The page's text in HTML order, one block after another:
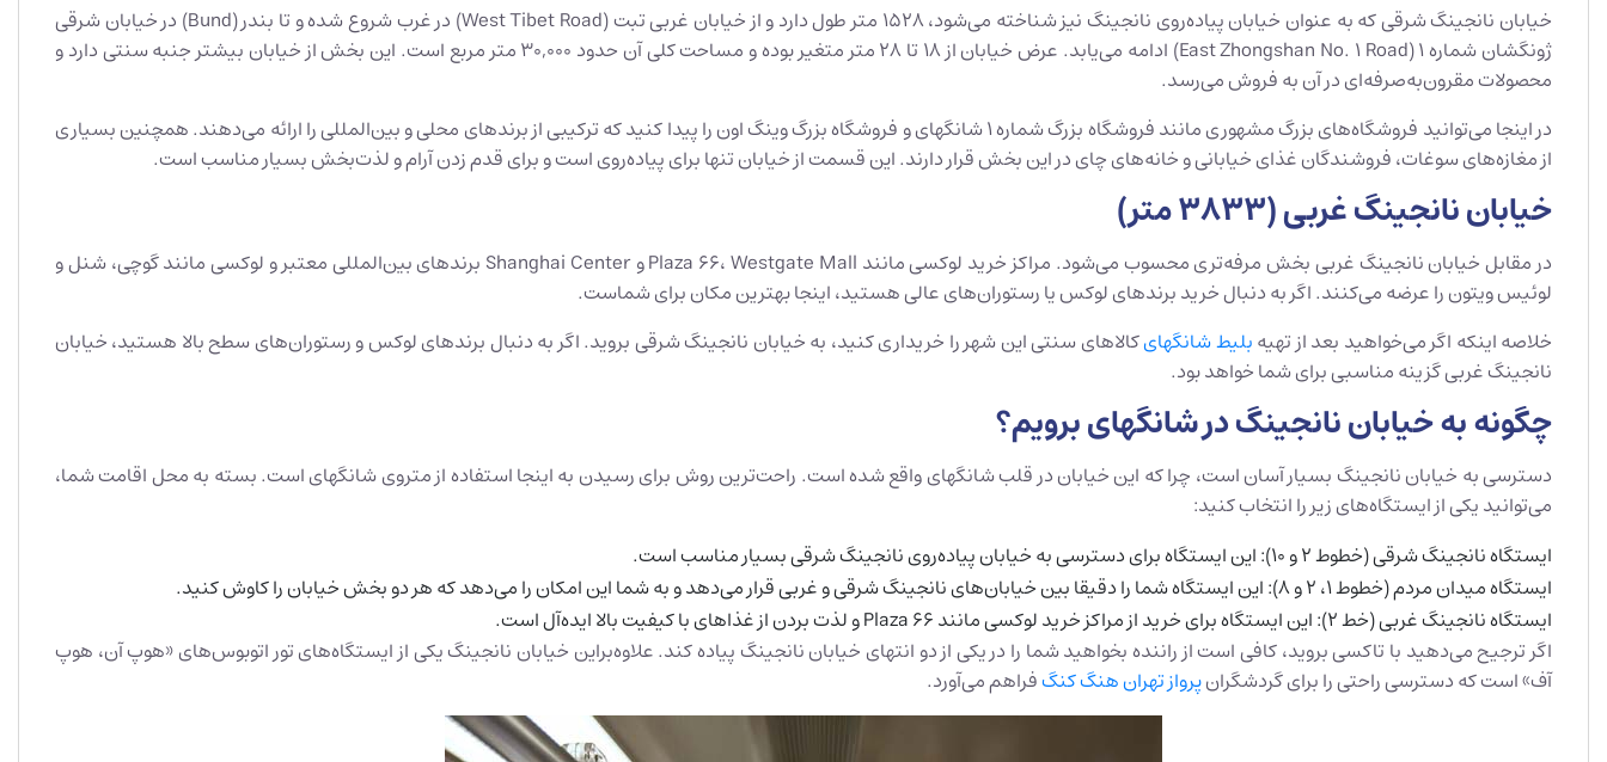
خیابان نانجینگ شرقی که به عنوان خیابان پیاده‌روی نانجینگ نیز شناخته می‌شود، 1528 متر طول دارد و از خیابان غربی تبت (West Tibet Road) در غرب شروع شده و تا بندر (Bund) در خیابان شرقی
ژونگشان شماره 1 (East Zhongshan No. 1 Road) ادامه می‌یابد. عرض خیابان از 18 تا 28 متر متغیر بوده و مساحت کلی آن حدود 30,000 متر مربع است. این بخش از خیابان بیشتر جنبه سنتی دارد و
محصولات مقرون‌به‌صرفه‌ای در آن به فروش می‌رسد.
در اینجا می‌توانید فروشگاه‌های بزرگ مشهوری مانند فروشگاه بزرگ شماره 1 شانگهای و فروشگاه بزرگ وینگ اون را پیدا کنید که ترکیبی از برندهای محلی و بین‌المللی را ارائه می‌دهند. همچنین بسیاری
از مغازه‌های سوغات، فروشندگان غذای خیابانی و خانه‌های چای در این بخش قرار دارند. این قسمت از خیابان تنها برای پیاده‌روی است و برای قدم زدن آرام و لذت‌بخش بسیار مناسب است.
خیابان نانجینگ غربی (3833 متر)
در مقابل خیابان نانجینگ غربی بخش مرفه‌تری محسوب می‌شود. مراکز خرید لوکسی مانند Plaza 66، Westgate Mall و Shanghai Center برندهای بین‌المللی معتبر و لوکسی مانند گوچی، شنل و
لوئیس ویتون را عرضه می‌کنند. اگر به دنبال خرید برندهای لوکس یا رستوران‌های عالی هستید، اینجا بهترین مکان برای شماست.
خلاصه اینکه اگر می‌خواهید بعد از تهیهبلیط شانگهایکالاهای سنتی این شهر را خریداری کنید، به خیابان نانجینگ شرقی بروید. اگر به دنبال برندهای لوکس و رستوران‌های سطح بالا هستید، خیابان
نانجینگ غربی گزینه مناسبی برای شما خواهد بود.
چگونه به خیابان نانجینگ در شانگهای برویم؟
دسترسی به خیابان نانجینگ بسیار آسان است، چرا که این خیابان در قلب شانگهای واقع شده است. راحت‌ترین روش برای رسیدن به اینجا استفاده از متروی شانگهای است. بسته به محل اقامت شما،
می‌توانید یکی از ایستگاه‌های زیر را انتخاب کنید:
ایستگاه نانجینگ شرقی (خطوط 2 و 10): این ایستگاه برای دسترسی به خیابان پیاده‌روی نانجینگ شرقی بسیار مناسب است.
ایستگاه میدان مردم (خطوط 1، 2 و 8): این ایستگاه شما را دقیقا بین خیابان‌های نانجینگ شرقی و غربی قرار می‌دهد و به شما این امکان را می‌دهد که هر دو بخش خیابان را کاوش کنید.
ایستگاه نانجینگ غربی (خط 2): این ایستگاه برای خرید از مراکز خرید لوکسی مانند Plaza 66 و لذت بردن از غذاهای با کیفیت بالا ایده‌آل است.
اگر ترجیح می‌دهید با تاکسی بروید، کافی است از راننده بخواهید شما را در یکی از دو انتهای خیابان نانجینگ پیاده کند. علاوه‌براین خیابان نانجینگ یکی از ایستگاه‌های تور اتوبوس‌های «هوپ آن، هوپ
آف» است که دسترسی راحتی را برای گردشگرانپرواز تهران هنگ کنگفراهم می‌آورد.